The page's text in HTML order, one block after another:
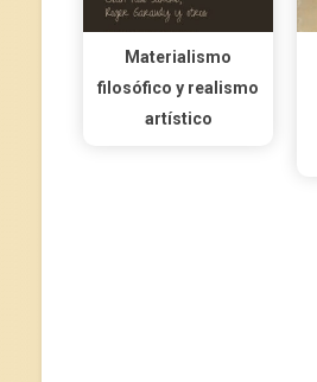
Materialismo
filosófico y realismo
artístico